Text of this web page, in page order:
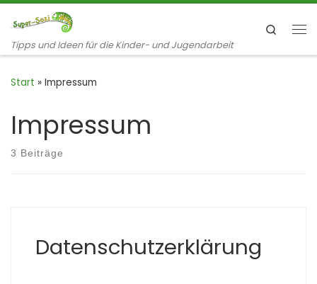
Zum Inhalt springen
Tipps und Ideen für die Kinder- und Jugendarbeit
Search
Start » Impressum
Impressum
3 Beiträge
Datenschutzerklärung